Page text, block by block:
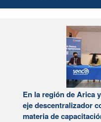
En la región de Arica
eje descentralizador
materia de